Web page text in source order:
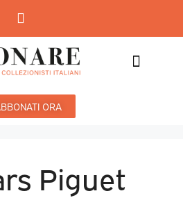
ORA
Piguet